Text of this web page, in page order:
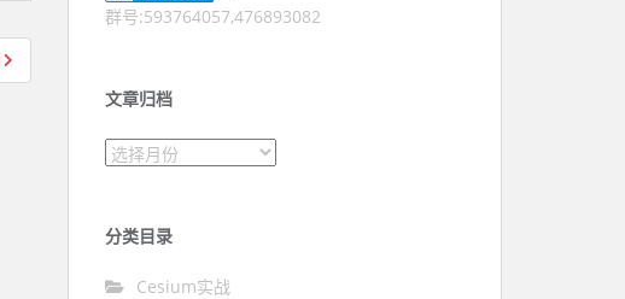
群号:593764057,476893082
文章归档
文章归档
分类目录
Cesium实战